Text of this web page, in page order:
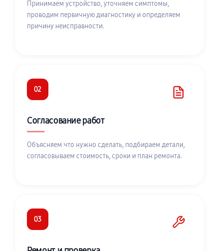
Принимаем устройство, уточняем симптомы,
проводим первичную диагностику и определяем
причину неисправности.
02
Согласование работ
Объясняем что нужно сделать, подбираем детали,
согласовываем стоимость, сроки и план ремонта.
03